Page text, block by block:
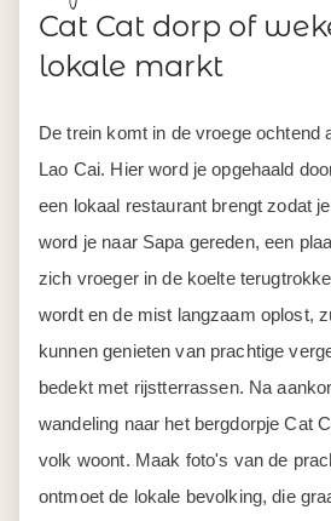
Cat Cat dorp of
lokale markt
De trein komt in de vroege ochtend
Lao Cai. Hier word je opgehaald
een lokaal restaurant brengt zodat
word je naar Sapa gereden, een
zich vroeger in de koelte
wordt en de mist langzaam oplost,
kunnen genieten van prachtige
bedekt met rijstterrassen. Na
wandeling naar het bergdorpje Cat
volk woont. Maak foto's van de
ontmoet de lokale bevolking, die